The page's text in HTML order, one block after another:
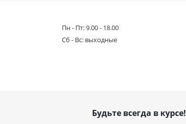
Пн - Пт: 9.00 - 18.00
Сб - Вс: выходные
Будьте всегда в курсе!